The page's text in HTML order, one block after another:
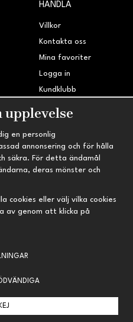
HANDLA
Villkor
Kontakta oss
Mina favoriter
Logga in
Kundklubb
köp över 695 kr
till kanonpris
en personlig
annonsering och för hålla
säkra. För detta ändamål
deras mönster och
cookies eller välj vilka cookies
av genom att klicka på